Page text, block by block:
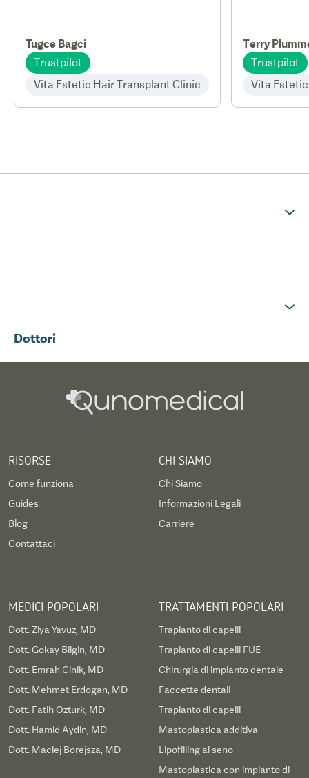
Tugce Bagci
Trustpilot
Vita Estetic Hair Transplant Clinic
Terry
Trustpilot
Vita
Dottori
RISORSE
Come funziona
Guides
Blog
Contattaci
CHI SIAMO
Chi Siamo
Informazioni Legali
Carriere
MEDICI POPOLARI
Dott. Ziya Yavuz, MD
Dott. Gokay Bilgin, MD
Dott. Emrah Cinik, MD
Dott. Mehmet Erdogan, MD
Dott. Fatih Ozturk, MD
Dott. Hamid Aydin, MD
Dott. Maciej Borejsza, MD
TRATTAMENTI POPOLARI
Trapianto di capelli
Trapianto di capelli FUE
Chirurgia di impianto dentale
Faccette dentali
Trapianto di capelli
Mastoplastica additiva
Lipofilling al seno
Mastoplastica con impianto di